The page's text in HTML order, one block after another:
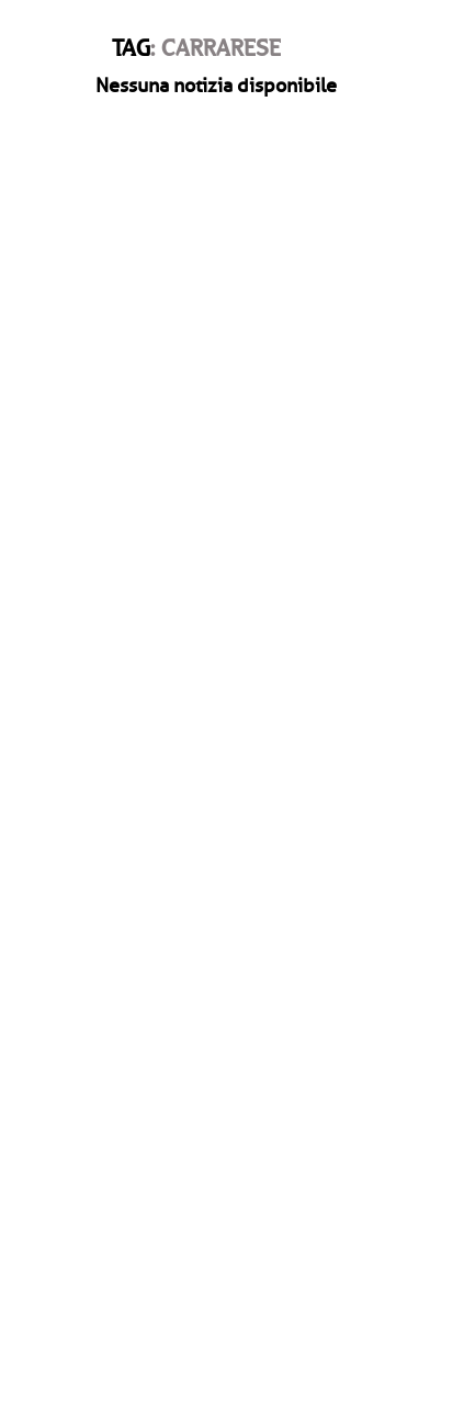
TAG: CARRARESE
Nessuna notizia disponibile